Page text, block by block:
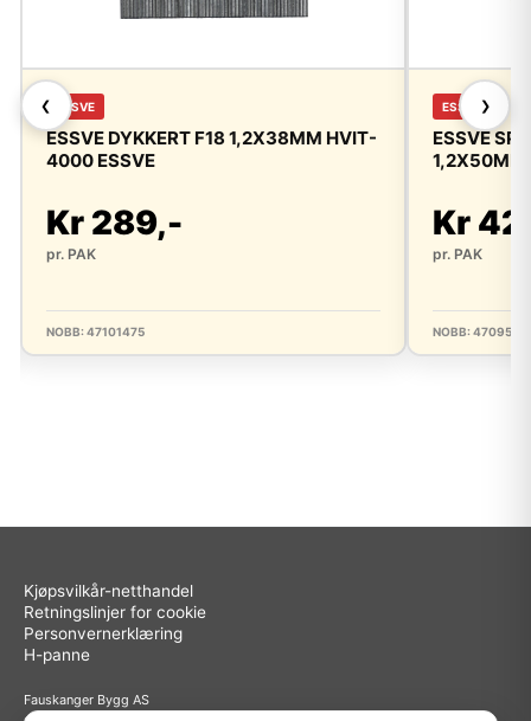
❮ ESSVE
ESSVE DYKKERT F18 1,2X38MM HVIT-
4000 ESSVE
Kr 289,-
pr. PAK
NOBB: 47101475
ESSVE
ESSVE
1,2X50MM
Kr
pr. PAK
NOBB:
❯
Kjøpsvilkår-netthandel
Retningslinjer for cookie
Personvernerklæring
H-panne
Fauskanger Bygg AS